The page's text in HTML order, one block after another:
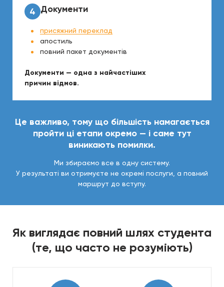
Документи
присяжний переклад
апостиль
повний пакет документів
Документи — одна з найчастіших
причин відмов.
Це важливо, тому що більшість намагається
пройти ці етапи окремо — і саме тут
виникають помилки.
Ми збираємо все в одну систему.
У результаті ви отримуєте не окремі послуги, а повний
маршрут до вступу.
Як виглядає повний шлях студента
(те, що часто не розуміють)